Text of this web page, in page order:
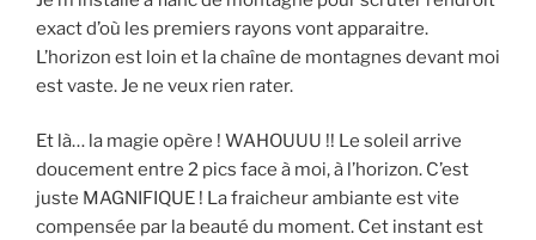
exact d’où les premiers rayons vont apparaitre.
L’horizon est loin et la chaîne de montagnes devant moi
est vaste. Je ne veux rien rater.
Et là… la magie opère ! WAHOUUU !! Le soleil arrive
doucement entre 2 pics face à moi, à l’horizon. C’est
juste MAGNIFIQUE ! La fraicheur ambiante est vite
compensée par la beauté du moment. Cet instant est